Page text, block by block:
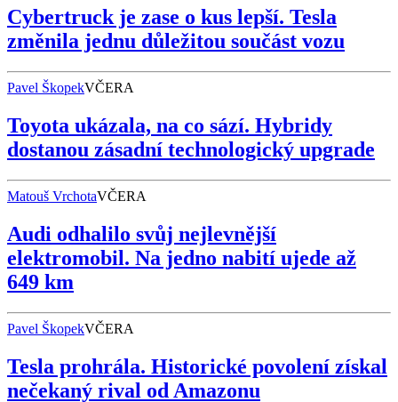
Cybertruck je zase o kus lepší. Tesla
změnila jednu důležitou součást vozu
Pavel ŠkopekVČERA
Toyota ukázala, na co sází. Hybridy
dostanou zásadní technologický upgrade
Matouš VrchotaVČERA
Audi odhalilo svůj nejlevnější
elektromobil. Na jedno nabití ujede až
649 km
Pavel ŠkopekVČERA
Tesla prohrála. Historické povolení získal
nečekaný rival od Amazonu